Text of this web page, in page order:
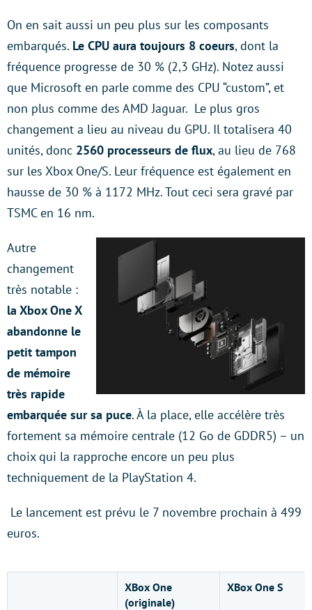
On en sait aussi un peu plus sur les composants
embarqués. Le CPU aura toujours 8 coeurs, dont la
fréquence progresse de 30 % (2,3 GHz). Notez aussi
que Microsoft en parle comme des CPU “custom”, et
non plus comme des AMD Jaguar. Le plus gros
changement a lieu au niveau du GPU. Il totalisera 40
unités, donc 2560 processeurs de flux, au lieu de 768
sur les Xbox One/S. Leur fréquence est également en
hausse de 30 % à 1172 MHz. Tout ceci sera gravé par
TSMC en 16 nm.
Autre
changement
très notable :
la Xbox One X
abandonne le
petit tampon
de mémoire
très rapide
embarquée sur sa puce. À la place, elle accélère très
fortement sa mémoire centrale (12 Go de GDDR5) – un
choix qui la rapproche encore un peu plus
techniquement de la PlayStation 4.
Le lancement est prévu le 7 novembre prochain à 499
euros.
XBox One
(originale)
XBox One S